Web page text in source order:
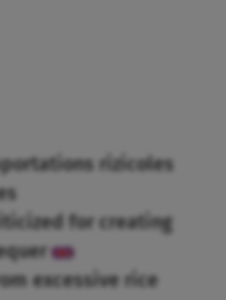
rizicoles
for creating
excessive rice